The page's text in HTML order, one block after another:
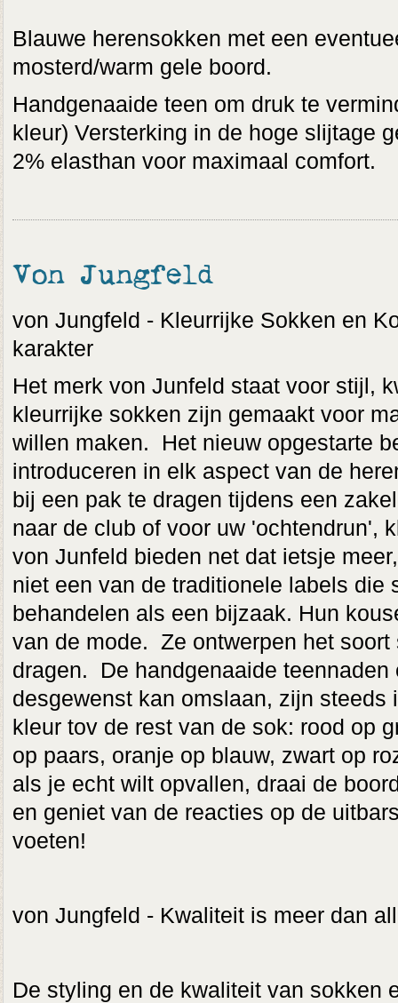
Blauwe herensokken met een
mosterd/warm gele boord.
Handgenaaide teen om druk te
kleur) Versterking in de hoge slijtage
2% elasthan voor maximaal comfort.
Von Jungfeld
von Jungfeld - Kleurrijke Sokken en
karakter
Het merk von Junfeld staat voor stijl,
kleurrijke sokken zijn gemaakt voor
willen maken. Het nieuw opgestarte
introduceren in elk aspect van de
bij een pak te dragen tijdens een
naar de club of voor uw 'ochtendrun',
von Junfeld bieden net dat ietsje
niet een van de traditionele labels die
behandelen als een bijzaak. Hun
van de mode. Ze ontwerpen het
dragen. De handgenaaide teennaden
desgewenst kan omslaan, zijn steeds
kleur tov de rest van de sok: rood op
op paars, oranje op blauw, zwart op
als je echt wilt opvallen, draai de
en geniet van de reacties op de
voeten!
von Jungfeld - Kwaliteit is meer dan
De styling en de kwaliteit van sokken